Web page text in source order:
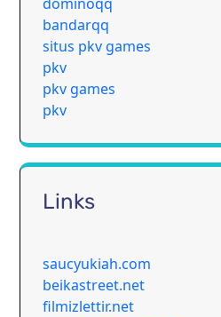
bandarqq
situs pkv games
pkv
pkv games
pkv
Links
saucyukiah.com
beikastreet.net
filmizlettir.net